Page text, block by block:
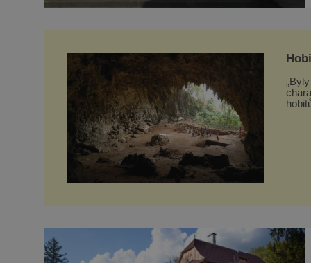
hobitů. Z půlčíků, jak jim říká, následně udělá